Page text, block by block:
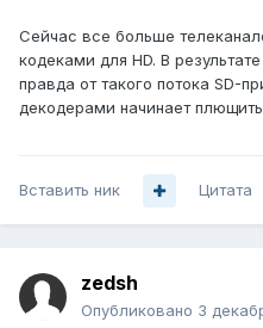
Сейчас все больше
кодеками для HD. В
правда от такого потока SD-
декодерами начинает
Вставить ник Цитата
zedsh
Опубликовано 3